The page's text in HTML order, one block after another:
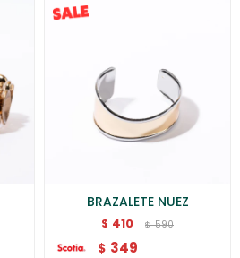
BRAZALETE NUEZ
$ 410 $ 590
$ 349